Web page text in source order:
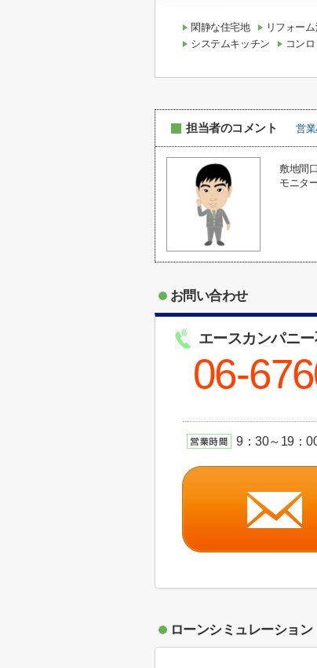
閑静な住宅地 リフォー
システムキッチン
コンロ
担当者のコメント 営業
敷地間
モニタ
お問い合わせ
エースカンパニ
06-
9：30～19：
ローンシミュレーション